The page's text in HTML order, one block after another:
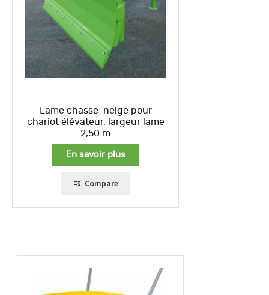
Lame chasse-neige pour
chariot élévateur, largeur lame
2,50 m
En savoir plus
Compare